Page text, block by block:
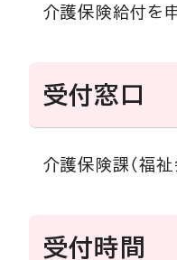
介護保険給付を
受付窓口
介護保険課（福
受付時間